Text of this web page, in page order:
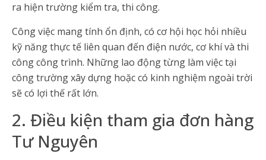
ra hiện trường kiểm tra, thi công.
Công việc mang tính ổn định, có cơ hội học hỏi nhiều
kỹ năng thực tế liên quan đến điện nước, cơ khí và thi
công công trình. Những lao động từng làm việc tại
công trường xây dựng hoặc có kinh nghiệm ngoài trời
sẽ có lợi thế rất lớn.
2. Điều kiện tham gia đơn hàng
Tư Nguyên